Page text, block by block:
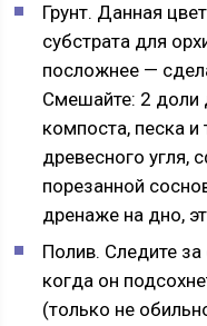
Грунт. Данная
субстрата для
посложнее —
Смешайте: 2 доли
компоста, песка
древесного угля,
порезанной
дренаже на дно,
Полив. Следите
когда он
(только не